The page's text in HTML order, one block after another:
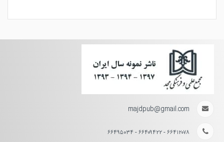
majdpub@gmail.com
۶۶۴۱۲۰۷۸ - ۶۶۴۰۹۴۲۲ - ۶۶۴۹۵۰۳۴